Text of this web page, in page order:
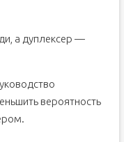
(продолжение)
(продолжение)
а дуплексер —
вероятность